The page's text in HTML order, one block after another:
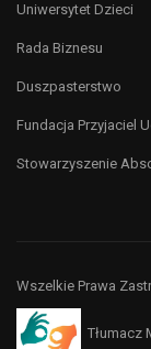
Uniwersytet Dzieci
Rada Biznesu
Duszpasterstwo
Fundacja Przyjaciel
Stowarzyszenie
Wszelkie Prawa
Tłumacz